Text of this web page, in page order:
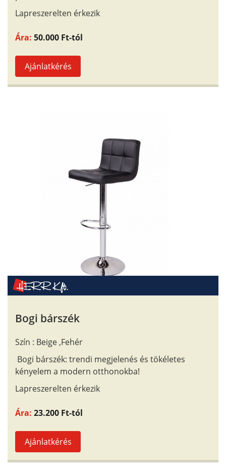
Lapreszerelten érkezik
Ára: 50.000 Ft-tól
Ajánlatkérés
Bogi bárszék
Szín : Beige ,Fehér
Bogi bárszék: trendi megjelenés és tökéletes
kényelem a modern otthonokba!
Lapreszerelten érkezik
Ára: 23.200 Ft-tól
Ajánlatkérés